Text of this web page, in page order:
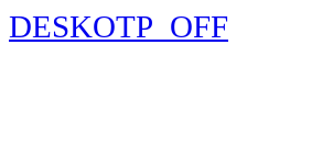
DESKOTP_OFF